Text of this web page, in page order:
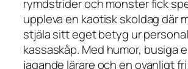
rymdstrider och monster fick
uppleva en kaotisk skoldag där
stjäla sitt eget betyg ur
kassaskåp. Med humor, busiga
jagande lärare och en ovanligt